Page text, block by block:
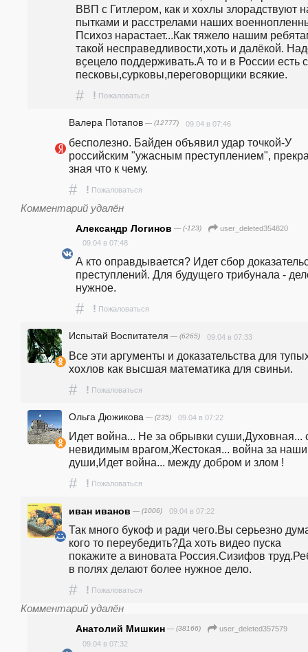
ВВП с Гитлером, как и хохлы злорадствуют
пытками и расстрелами наших
Психоз нарастает...Как тяжело нашим
такой несправедливости,хоть и далёкой.
вҫецело поддерживать.А то и в России есть
песковы,сурковы,переговорщики всякие.
# ! Пожаловаться
Валера Потапов — (12777) 09.04 в 07:46
бесполезно. Байден объявил удар точкой-У
российским "ужасным преступлением",
зная что к чему.
# ! Пожаловаться
Комментарий удалён
Александр Логинов — (-123)
user_deleted354820
09.04 в 07:48
А кто оправдывается? Идет сбор
преступлений. Для будущего трибунала -
нужное.
# ! Пожаловаться
Испытай Воспитателя — (6265) 09.04 в 07:33
Все эти аргументы и доказательства для
хохлов как высшая математика для свиньи.
# ! Пожаловаться
Ольга Дюжикова — (235) 09.04 в 07:22
Идет война... Не за обрывки суши,Духовная...
невидимым врагом,Жестокая... война за наши
души,Идет война... между добром и злом !
# ! Пожаловаться
иван иванов — (1006) 09.04 в 07:22
Так много букоф и ради чего.Вы серьезно
кого то переубедить?Да хоть видео пуска
покажите а виновата Россия.Сизифов
в полях делают более нужное дело.
# ! Пожаловаться
Комментарий удалён
Анатолий Мишкин — (38166)
user_deleted357579
09.04 в 07:32